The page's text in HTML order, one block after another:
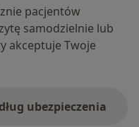
pacjentów
samodzielnie lub
akceptuje Twoje
ubezpieczenia